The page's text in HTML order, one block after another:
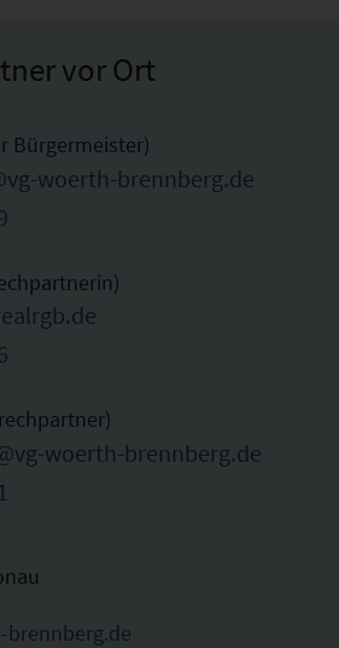
vor Ort
Bürgermeister)
woerth-brennberg.de
woerth-brennberg.de
brennberg.de